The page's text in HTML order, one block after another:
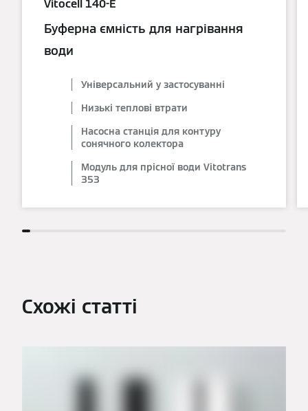
Vitocell 140-E
Буферна ємність для нагрівання
води
Універсальний у застосуванні
Низькі теплові втрати
Насосна станція для контуру
сонячного колектора
Модуль для прісної води Vitotrans
353
Схожі статті